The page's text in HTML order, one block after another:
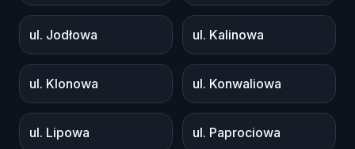
ul. Jodłowa ul. Kalinowa
ul. Klonowa ul. Konwaliowa
ul. Lipowa ul. Paprociowa